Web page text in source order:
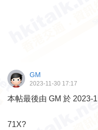
GM
2023-11-30 17:17
本帖最後由 GM 於 2023-
71X?